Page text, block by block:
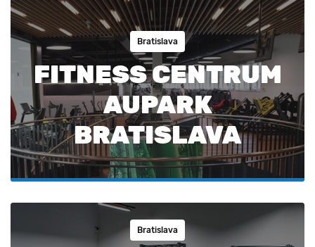
Bratislava
FITNESS CENTRUM
AUPARK
BRATISLAVA
Bratislava